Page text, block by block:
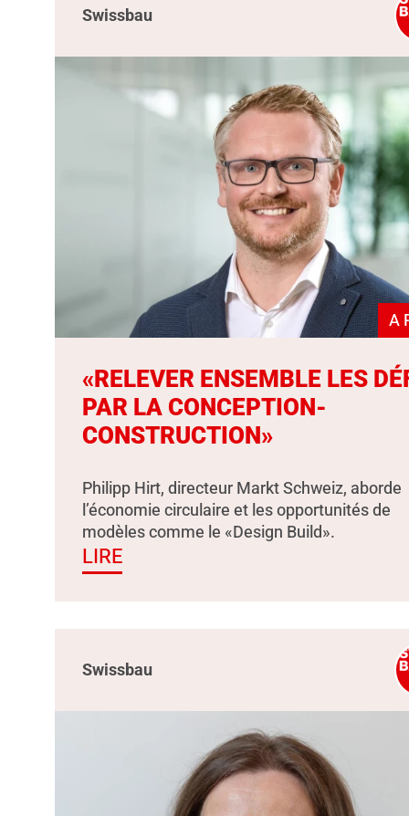
Swissbau
A
«RELEVER ENSEMBLE LES
PAR LA CONCEPTION-
CONSTRUCTION»
Philipp Hirt, directeur Markt Schweiz, aborde
l’économie circulaire et les opportunités de
modèles comme le «Design Build».
LIRE
Swissbau